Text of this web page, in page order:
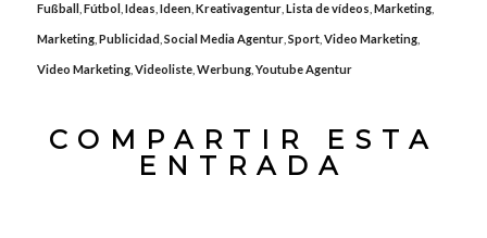
Fußball Fútbol Ideas Ideen, Kreativagentur, Lista de vídeos Marketing,
Marketing, Publicidad Social Media Agentur, Sport, Video Marketing,
Video Marketing, Videoliste, Werbung, Youtube Agentur
COMPARTIR ESTA
ENTRADA